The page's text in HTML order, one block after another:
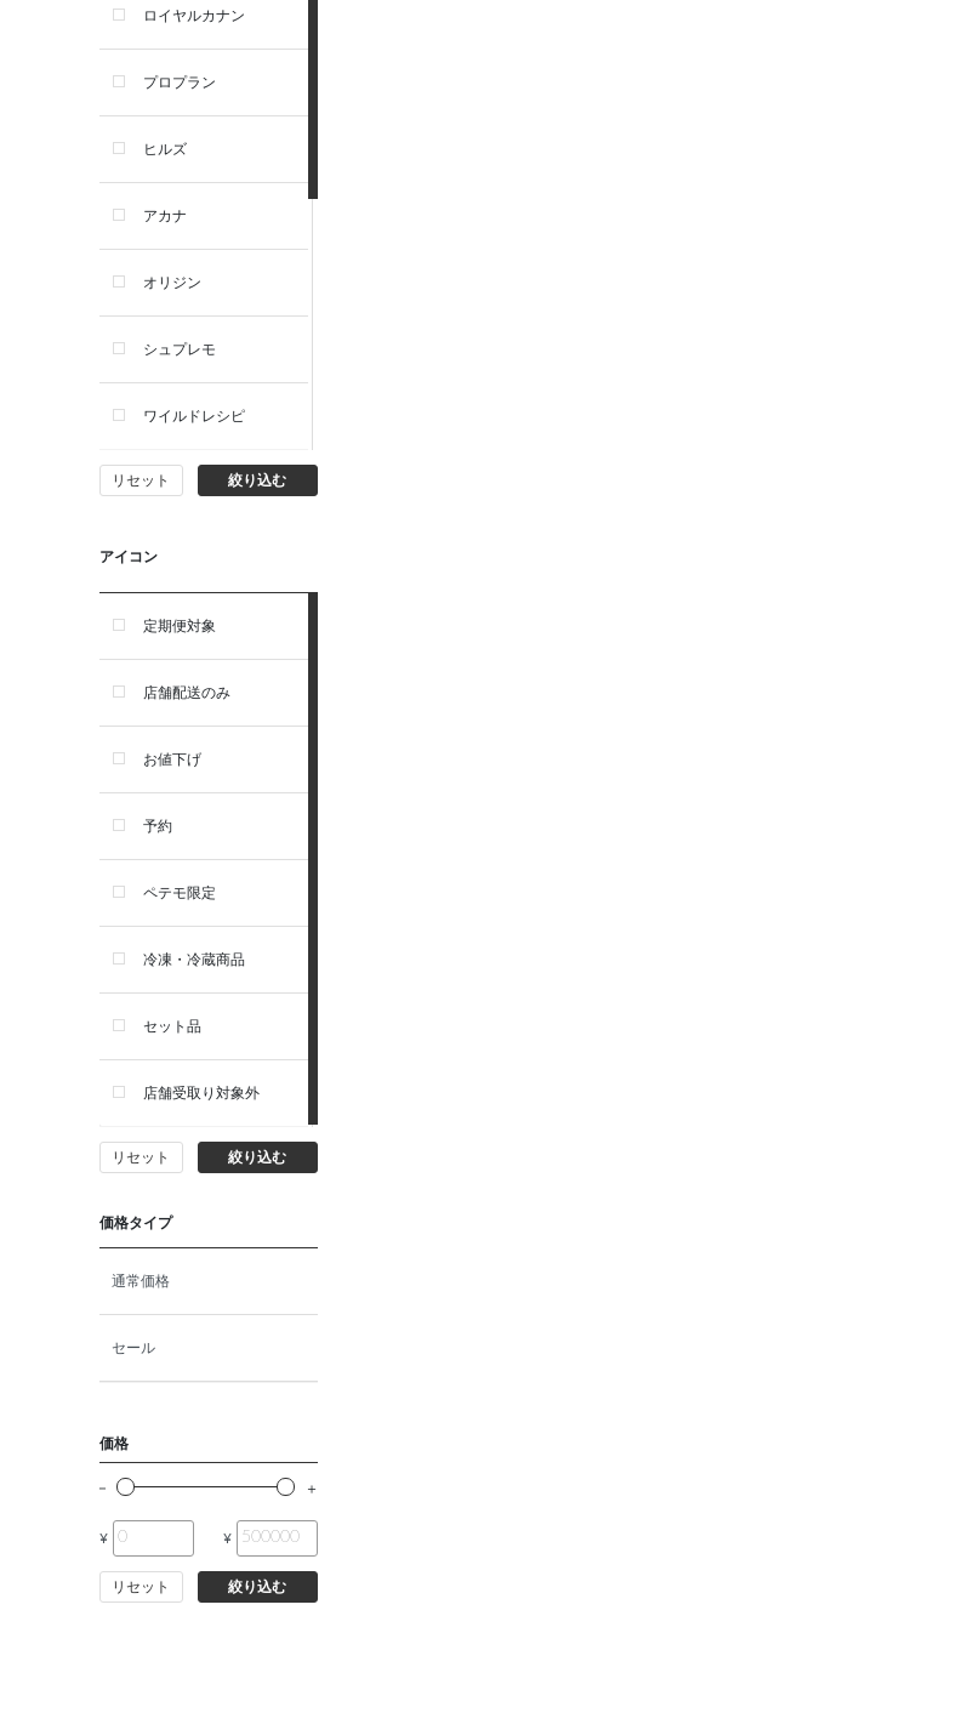
イ・ウェット）
犬ドライフード
犬ウェットフード
犬おやつ
犬サプリ・ミルク・栄養補給
品
首輪・ハーネス(胴輪)・リー
猫ドライフード
猫ウェットフード
その他ペット用品
小動物・鳥フード
ロイヤルカナン
プロプラン
ヒルズ
アカナ
オリジン
シュプレモ
ワイルドレシピ
ナチュラルチョイス
ウェルネス
アーテミス
セレクトバランス
リガロ
ソルビダ
フィジカライフ
リセット 絞り込む
アイコン
定期便対象
店舗配送のみ
お値下げ
予約
ペテモ限定
冷凍・冷蔵商品
セット品
店舗受取り対象外
リセット 絞り込む
価格タイプ
通常価格
セール
価格
¥ ¥
リセット 絞り込む